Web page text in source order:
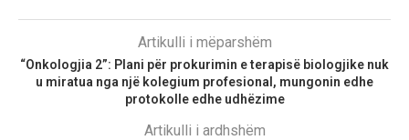
Artikulli i mëparshëm
“Onkologjia 2”: Plani për prokurimin e terapisë biologjike nuk
u miratua nga një kolegium profesional, mungonin edhe
protokolle edhe udhëzime
Artikulli i ardhshëm